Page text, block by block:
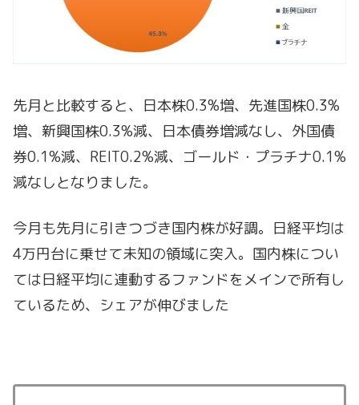
先月と比較すると、日本株0.3%増、先進国株0.3%
増、新興国株0.3%減、日本債券増減なし、外国債
券0.1%減、REIT0.2%減、ゴールド・プラチナ0.1%
減なしとなりました。
今月も先月に引きつづき国内株が好調。日経平均は
4万円台に乗せて未知の領域に突入。国内株につい
ては日経平均に連動するファンドをメインで所有し
ているため、シェアが伸びました